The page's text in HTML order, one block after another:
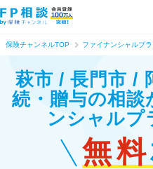
保険チャンネルTOP ファイナンシャルプ
萩市 / 長門市 /
続・贈与の相談
ンシャルプ
無料